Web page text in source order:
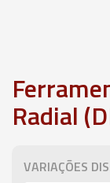
Radial
VARIAÇÕES